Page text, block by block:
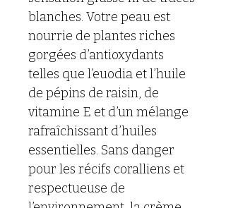
blanches. Votre peau est
nourrie de plantes riches
gorgées d’antioxydants
telles que l’euodia et l’huile
de pépins de raisin, de
vitamine E et d’un mélange
rafraîchissant d’huiles
essentielles. Sans danger
pour les récifs coralliens et
respectueuse de